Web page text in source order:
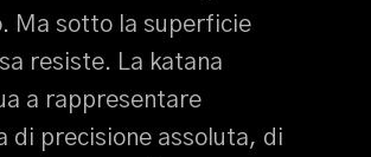
Ma sotto la superficie
resiste. La katana
a rappresentare
di precisione assoluta, di